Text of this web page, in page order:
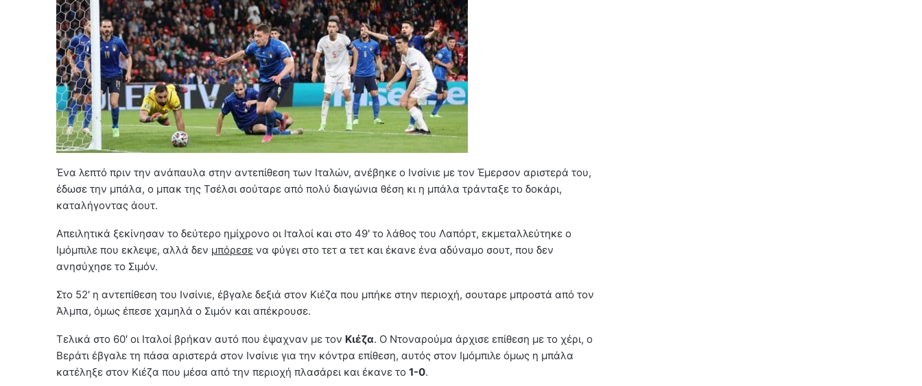
Ένα λεπτό πριν την ανάπαυλα στην αντεπίθεση των Ιταλών, ανέβηκε ο Ινσίνιε με τον Έμερσον αριστερά του,
έδωσε την μπάλα, ο μπακ της Τσέλσι σούταρε από πολύ διαγώνια θέση κι η μπάλα τράνταξε το δοκάρι,
καταλήγοντας άουτ.
Απειλητικά ξεκίνησαν το δεύτερο ημίχρονο οι Ιταλοί και στο 49′ το λάθος του Λαπόρτ, εκμεταλλεύτηκε ο
Ιμόμπιλε που εκλεψε, αλλά δεν μπόρεσε να φύγει στο τετ α τετ και έκανε ένα αδύναμο σουτ, που δεν
ανησύχησε το Σιμόν.
Στο 52′ η αντεπίθεση του Ινσίνιε, έβγαλε δεξιά στον Κιέζα που μπήκε στην περιοχή, σουταρε μπροστά από τον
Άλμπα, όμως έπεσε χαμηλά ο Σιμόν και απέκρουσε.
Τελικά στο 60′ οι Ιταλοί βρήκαν αυτό που έψαχναν με τον Κιέζα. Ο Ντοναρούμα άρχισε επίθεση με το χέρι, ο
Βεράτι έβγαλε τη πάσα αριστερά στον Ινσίνιε για την κόντρα επίθεση, αυτός στον Ιμόμπιλε όμως η μπάλα
κατέληξε στον Κιέζα που μέσα από την περιοχή πλασάρει και έκανε το 1-0.